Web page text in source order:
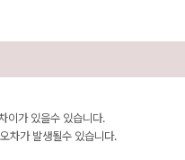
이가 있을수 있습니다.
차가 발생될수 있습니다.